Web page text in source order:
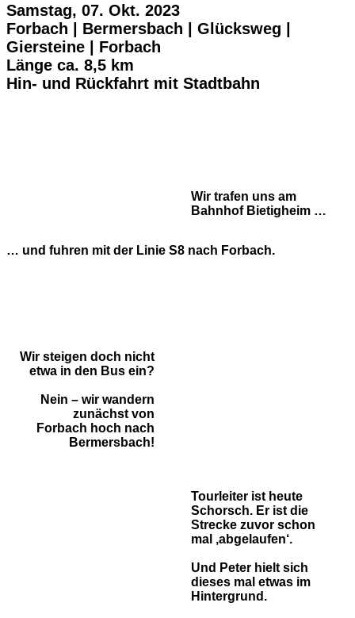
Samstag, 07. Okt. 2023
Forbach | Bermersbach | Glücksweg |
Giersteine | Forbach
Länge ca. 8,5 km
Hin- und Rückfahrt mit Stadtbahn
Wir trafen uns am
Bahnhof Bietigheim …
… und fuhren mit der Linie S8 nach Forbach.
Wir steigen doch nicht
etwa in den Bus ein?
Nein – wir wandern
zunächst von
Forbach hoch nach
Bermersbach!
Tourleiter ist heute
Schorsch. Er ist die
Strecke zuvor schon
mal ‚abgelaufen‘.
Und Peter hielt sich
dieses mal etwas im
Hintergrund.